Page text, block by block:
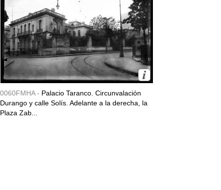
0060FMHA - Palacio Taranco. Circunvalación
Durango y calle Solís. Adelante a la derecha, la
Plaza Zab...